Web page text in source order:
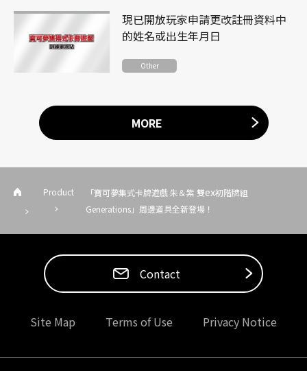
現已開放玩家申請更改註冊資料中
的姓名或出生年月日
Other
MORE
Product 「寶可夢集式卡牌遊戲 朱＆紫 雙ex初階牌組
Generations」周邊道具全新登場！
Contact
Site Map Terms of Use Privacy Notice